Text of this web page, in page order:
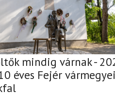
mindig várnak -
éves Fejér